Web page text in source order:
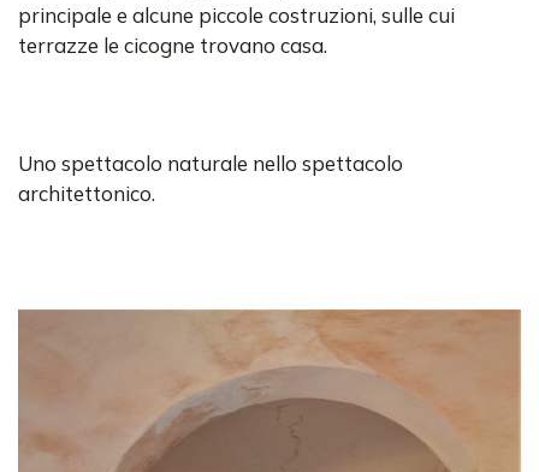
principale e alcune piccole costruzioni, sulle cui
terrazze le cicogne trovano casa.
Uno spettacolo naturale nello spettacolo
architettonico.